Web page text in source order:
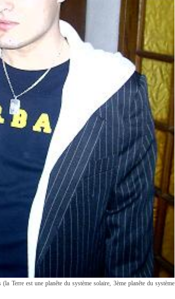
Terre est une planête du système solaire, 3ème planête du système